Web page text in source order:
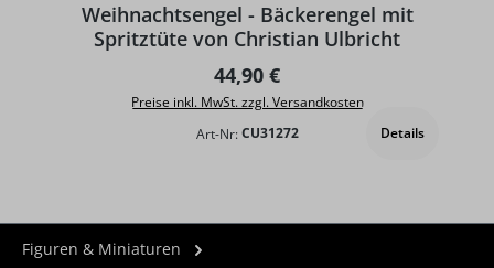
Weihnachtsengel - Bäckerengel mit
Spritztüte von Christian Ulbricht
Regulärer Preis:
44,90 €
Preise inkl. MwSt. zzgl. Versandkosten
Art-Nr: CU31272 Details
Figuren & Miniaturen